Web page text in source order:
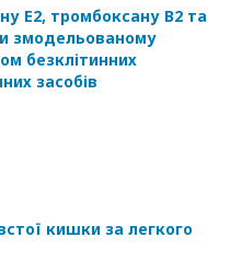
Е2, тромбоксану B2 та
змодельованому
безклітинних
засобів
кишки за легкого